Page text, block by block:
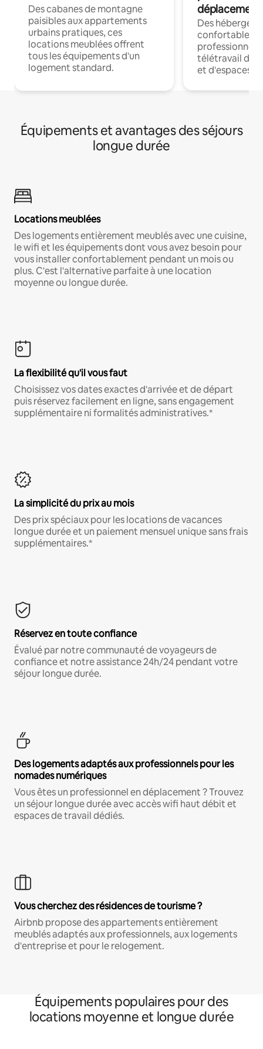
Des cabanes de montagne
paisibles aux appartements
urbains pratiques, ces
locations meublées offrent
tous les équipements d'un
logement standard.
déplacement
Des
confortables
professionnels
télétravail
et d'espaces
Équipements et avantages des séjours
longue durée
Locations meublées
Des logements entièrement meublés avec une cuisine,
le wifi et les équipements dont vous avez besoin pour
vous installer confortablement pendant un mois ou
plus. C'est l'alternative parfaite à une location
moyenne ou longue durée.
La flexibilité qu'il vous faut
Choisissez vos dates exactes d'arrivée et de départ
puis réservez facilement en ligne, sans engagement
supplémentaire ni formalités administratives.*
La simplicité du prix au mois
Des prix spéciaux pour les locations de vacances
longue durée et un paiement mensuel unique sans frais
supplémentaires.*
Réservez en toute confiance
Évalué par notre communauté de voyageurs de
confiance et notre assistance 24h/24 pendant votre
séjour longue durée.
Des logements adaptés aux professionnels pour les
nomades numériques
Vous êtes un professionnel en déplacement ? Trouvez
un séjour longue durée avec accès wifi haut débit et
espaces de travail dédiés.
Vous cherchez des résidences de tourisme ?
Airbnb propose des appartements entièrement
meublés adaptés aux professionnels, aux logements
d'entreprise et pour le relogement.
Équipements populaires pour des
locations moyenne et longue durée